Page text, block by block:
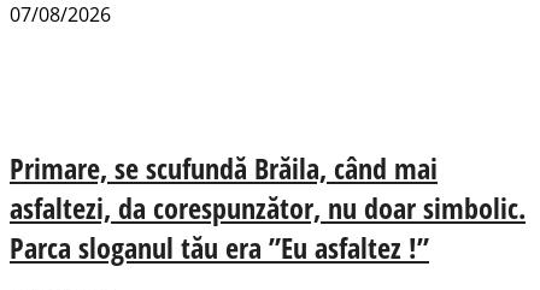
07/08/2026
Primare, se scufundă Brăila, când mai
asfaltezi, da corespunzător, nu doar simbolic.
Parca sloganul tău era ”Eu asfaltez !”